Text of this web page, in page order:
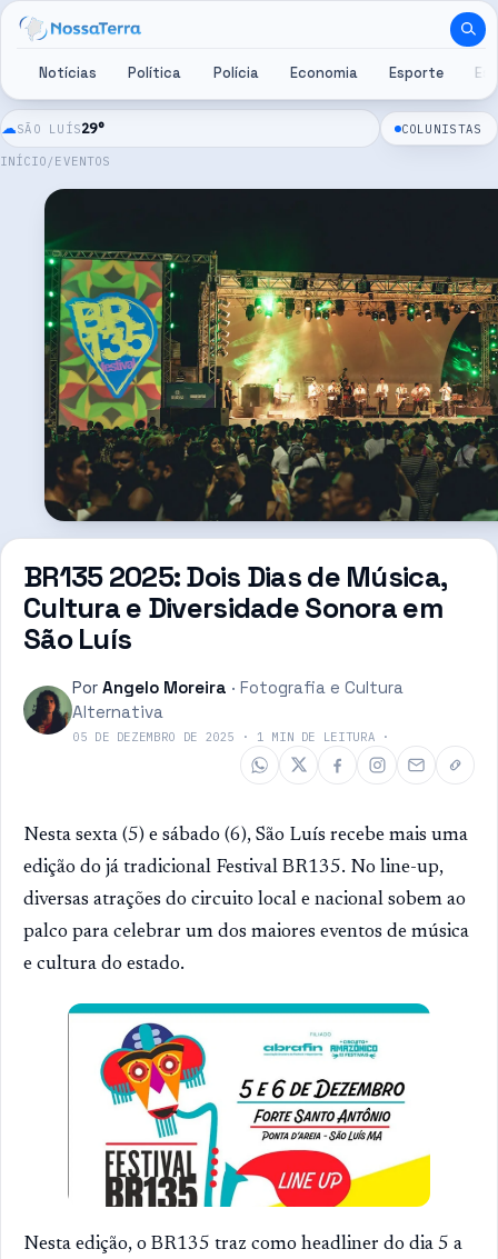
Pular para o conteúdo
Notícias Política Polícia Economia Esporte
☁SÃO LUÍS29° COLUNISTAS
INÍCIO / EVENTOS
BR135 2025: Dois Dias de Música,
Cultura e Diversidade Sonora em
São Luís
Por Angelo Moreira · Fotografia e Cultura
Alternativa
05 DE DEZEMBRO DE 2025 · 1 MIN DE LEITURA ·
Nesta sexta (5) e sábado (6), São Luís recebe mais uma
edição do já tradicional Festival BR135. No line-up,
diversas atrações do circuito local e nacional sobem ao
palco para celebrar um dos maiores eventos de música
e cultura do estado.
Nesta edição, o BR135 traz como headliner do dia 5 a